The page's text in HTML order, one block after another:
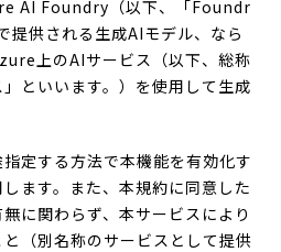
AI Foundry（以下、「Foundr
提供される生成AIモデル、なら
上のAIサービス（以下、総称
といいます。）を使用して生成
定する方法で本機能を有効化す
ます。また、本規約に同意した
に関わらず、本サービスにより
（別名称のサービスとして提供